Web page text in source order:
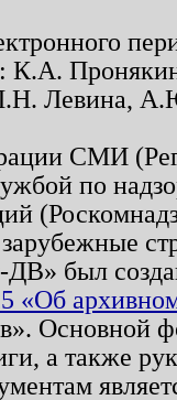
К.А.
Левина,
СМИ
по
был
Основной
а также